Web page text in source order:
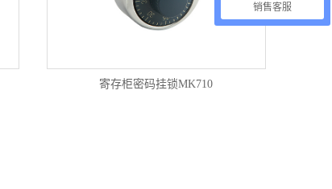
寄存柜密码挂锁MK710
销售客服